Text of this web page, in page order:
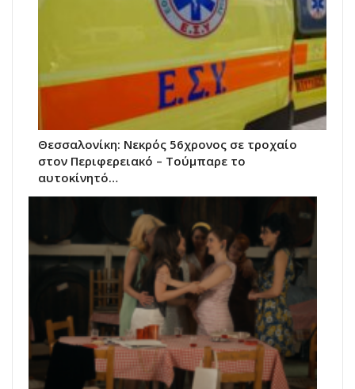
Θεσσαλονίκη: Νεκρός 56χρονος σε τροχαίο
στον Περιφερειακό – Τούμπαρε το
αυτοκίνητό…